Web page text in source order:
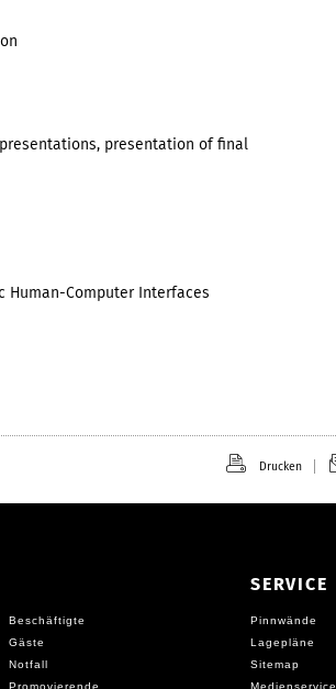
presentation of final
Human-Computer Interfaces
Drucken
Beschäftigte
Gäste
Notfall
Promovierende
SERVICE
Pinnwände
Lagepläne
Sitemap
Medienservice